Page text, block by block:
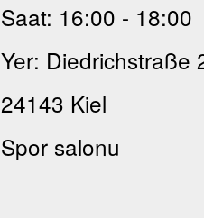
Saat: 16:00 - 18:00
Yer: Diedrichstraße
24143 Kiel
Spor salonu